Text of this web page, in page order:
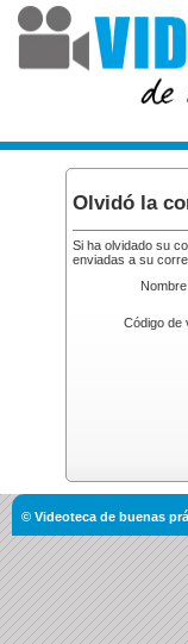
Olvidó la
Si ha olvidado su
enviadas a su
Código de
© Videoteca de buenas